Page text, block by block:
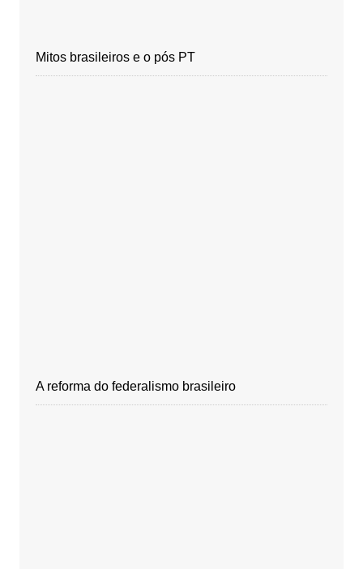
Mitos brasileiros e o pós PT
A reforma do federalismo brasileiro